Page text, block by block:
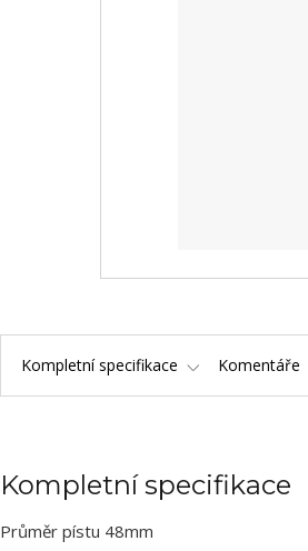
Kompletní specifikace Komentáře
Kompletní specifikace
Průměr pístu 48mm